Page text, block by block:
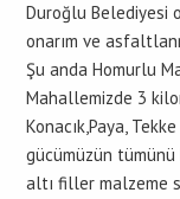
Duroğlu Belediyesi
onarım ve
Şu anda Homurlu
Mahallemizde 3
Konacık,Paya,
gücümüzün
altı filler malzeme